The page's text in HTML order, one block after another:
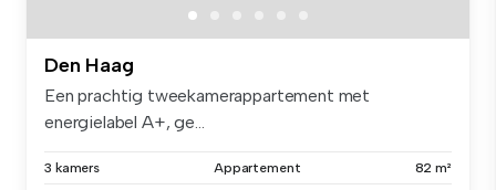
Den Haag
Een prachtig tweekamerappartement met
energielabel A+, ge...
3 kamers Appartement 82 m²